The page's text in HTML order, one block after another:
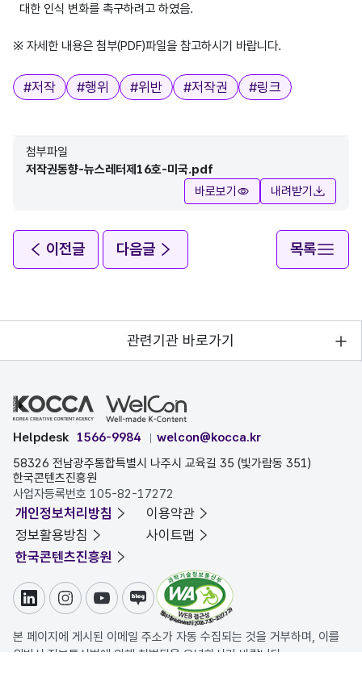
대한 인식 변화를 촉구하려고 하였음.
※ 자세한 내용은 첨부(PDF)파일을 참고하시기 바랍니다.
태그
#저작 #행위 #위반 #저작권 #링크
첨부파일
저작권동향-뉴스레터제16호-미국.pdf
바로보기
내려받기
이전글 다음글 목록
관련기관 바로가기
Helpdesk 1566-9984
welcon@kocca.kr
58326 전남광주통합특별시 나주시 교육길 35 (빛가람동 351)
한국콘텐츠진흥원
사업자등록번호 105-82-17272
개인정보처리방침
이용약관
정보활용방침
사이트맵
한국콘텐츠진흥원
링크드인인스타그램
유튜브블로그
본 페이지에 게시된 이메일 주소가 자동 수집되는 것을 거부하며, 이를
위반시 정보통신법에 의해 처벌됨을 유념하시기 바랍니다.